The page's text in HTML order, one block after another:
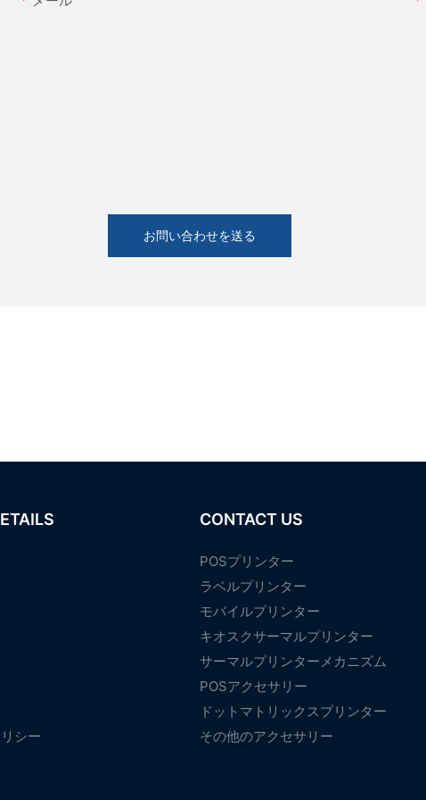
お問い合わせを送る
シー
CONTACT US
POSプリンター
ラベルプリンター
モバイルプリンター
キオスクサーマルプリンター
サーマルプリンターメカニズム
POSアクセサリー
ドットマトリックスプリンター
その他のアクセサリー